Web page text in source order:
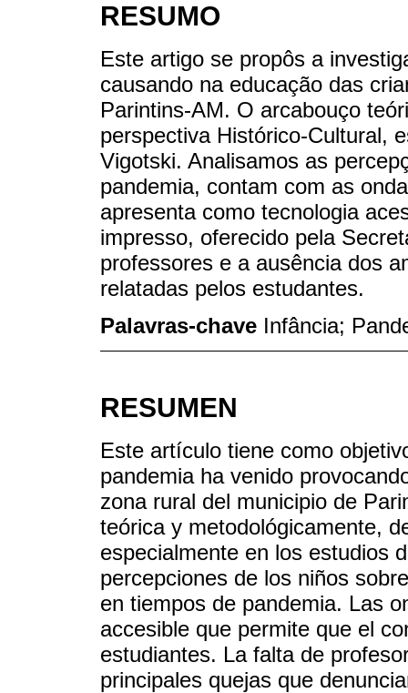
RESUMO
Este artigo se propôs a
causando na educação das
Parintins-AM. O arcabouço
perspectiva Histórico-Cultural,
Vigotski. Analisamos as
pandemia, contam com as
apresenta como tecnologia
impresso, oferecido pela
professores e a ausência dos
relatadas pelos estudantes.
Palavras-chave Infância;
RESUMEN
Este artículo tiene como
pandemia ha venido
zona rural del municipio de
teórica y metodológicamente,
especialmente en los estudios
percepciones de los niños
en tiempos de pandemia. Las
accesible que permite que el
estudiantes. La falta de
principales quejas que